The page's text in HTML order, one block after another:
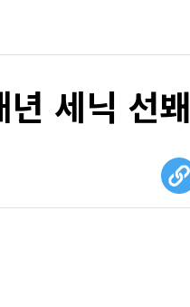
세닉 선봬